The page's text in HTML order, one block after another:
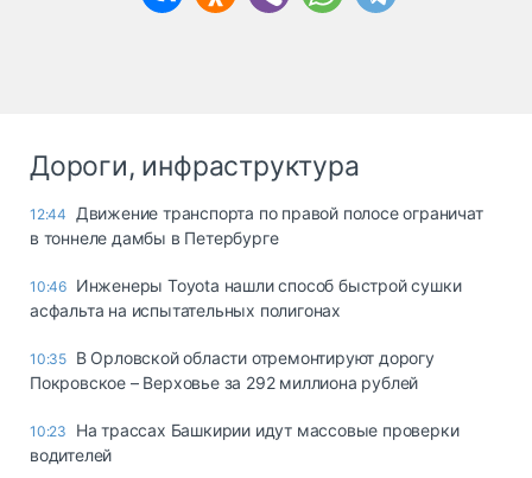
Дороги, инфраструктура
12:44
Движение транспорта по правой полосе ограничат
в тоннеле дамбы в Петербурге
10:46 Инженеры Toyota нашли способ быстрой сушки
асфальта на испытательных полигонах
10:35 В Орловской области отремонтируют дорогу
Покровское – Верховье за 292 миллиона рублей
10:23
На трассах Башкирии идут массовые проверки
водителей